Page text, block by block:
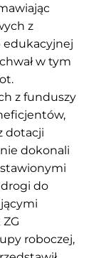
z
edukacyjnej
w tym
z funduszy
dotacji
dokonali
do
roboczej,